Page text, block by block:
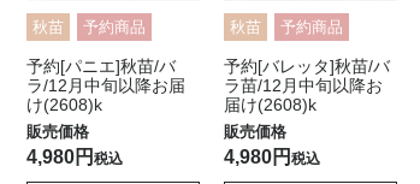
秋苗 予約商品
予約[パニエ]秋苗/バ
ラ/12月中旬以降お届
け(2608)k
4,980 税込
秋苗 予約商品
予約[バレッタ]秋苗/バ
ラ苗/12月中旬以降お
届け(2608)k
4,980 税込